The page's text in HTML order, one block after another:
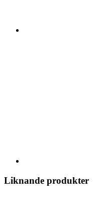
Liknande produkter